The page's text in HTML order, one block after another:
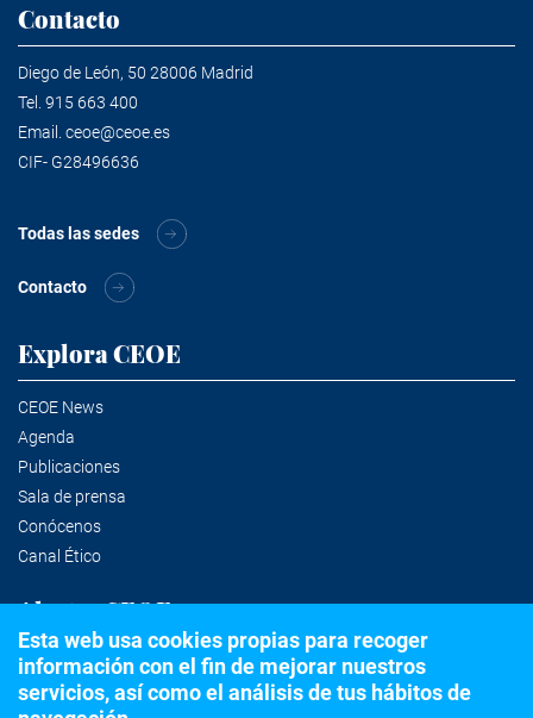
Contacto
Diego de León, 50 28006 Madrid
Tel. 915 663 400
Email. ceoe@ceoe.es
CIF- G28496636
Todas las sedes
Contacto
Explora CEOE
CEOE News
Agenda
Publicaciones
Sala de prensa
Conócenos
Canal Ético
Alertas CEOE
Suscríbete a la newsletter
Esta web usa cookies propias para recoger
información con el fin de mejorar nuestros
servicios, así como el análisis de tus hábitos de